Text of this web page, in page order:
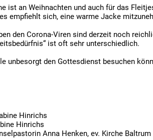
ist an Weihnachten und auch für das
empfiehlt sich, eine warme Jacke
den Corona-Viren sind derzeit noch
ist oft sehr unterschiedlich.
unbesorgt den Gottesdienst besuchen
Hinrichs
Hinrichs
Anna Henken, ev. Kirche Baltrum